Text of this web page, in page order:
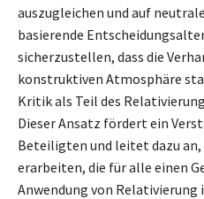
auszugleichen und auf
basierende
sicherzustellen, dass die
konstruktiven Atmosphäre
Kritik als Teil des
Dieser Ansatz fördert ein
Beteiligten und leitet dazu
erarbeiten, die für alle einen
Anwendung von Relativierung